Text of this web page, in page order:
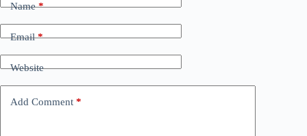
Name*
Email*
Website
Add Comment *